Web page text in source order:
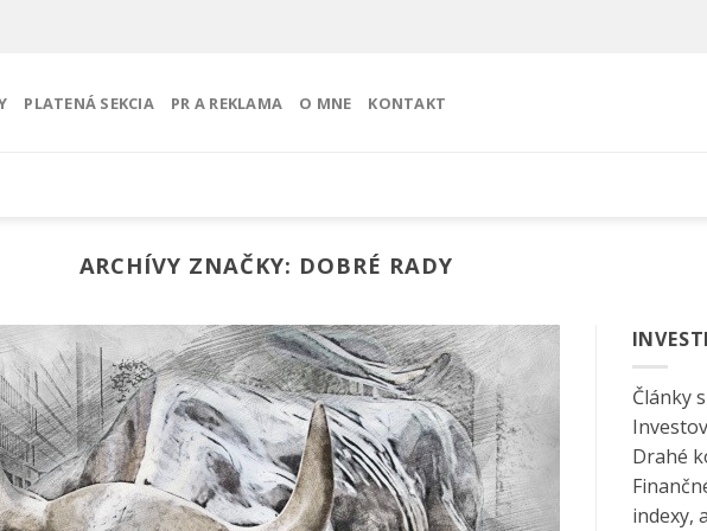
PLATENÁ SEKCIA PR A REKLAMA O MNE KONTAKT
ARCHÍVY ZNAČKY: DOBRÉ RADY
Články
Drahé
indexy,